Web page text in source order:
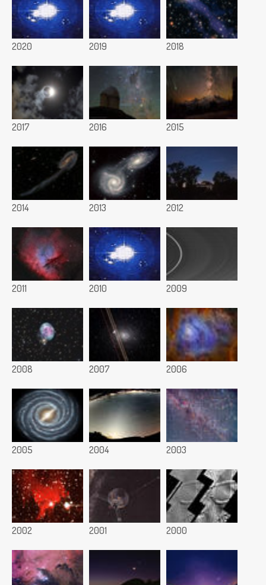
2020 2019 2018
2017 2016 2015
2014 2013 2012
2011 2010 2009
2008 2007 2006
2005 2004 2003
2002 2001 2000